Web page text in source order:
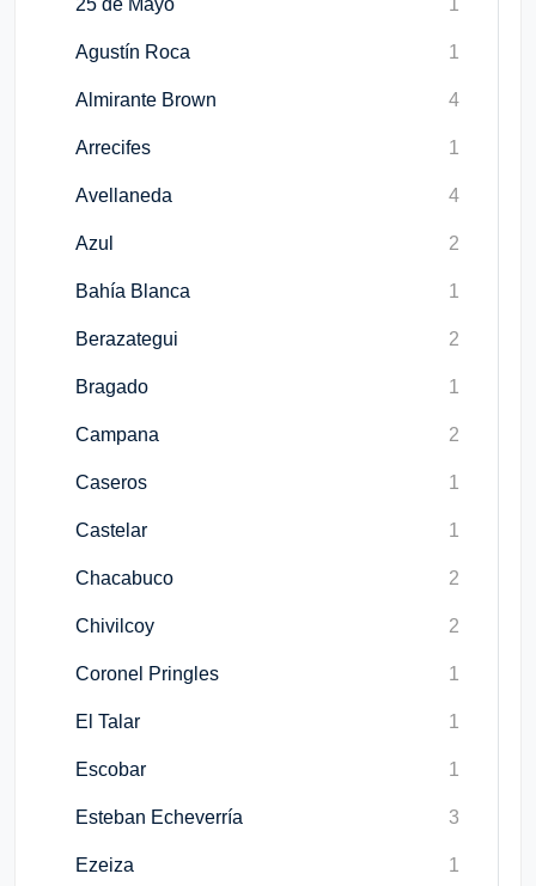
25 de Mayo 1
Agustín Roca 1
Almirante Brown 4
Arrecifes 1
Avellaneda 4
Azul 2
Bahía Blanca 1
Berazategui 2
Bragado 1
Campana 2
Caseros 1
Castelar 1
Chacabuco 2
Chivilcoy 2
Coronel Pringles 1
El Talar 1
Escobar 1
Esteban Echeverría 3
Ezeiza 1